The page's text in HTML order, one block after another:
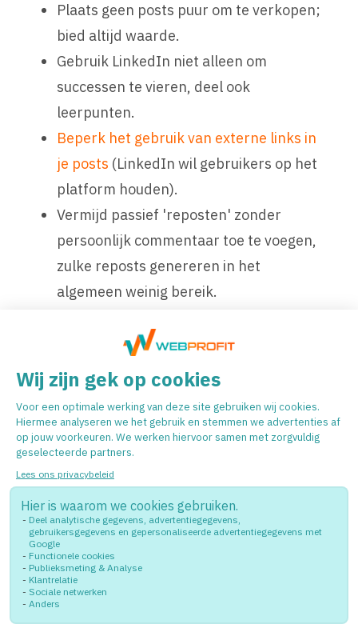
Plaats geen posts puur om te verkopen;
bied altijd waarde.
Gebruik LinkedIn niet alleen om
successen te vieren, deel ook
leerpunten.
Beperk het gebruik van externe links in
je posts (LinkedIn wil gebruikers op het
platform houden).
Vermijd passief 'reposten' zonder
persoonlijk commentaar toe te voegen,
zulke reposts genereren in het
algemeen weinig bereik.
De beste manier om met
LinkedIn te beginnen
Ja, het is flauw. Maar echt.
om met LinkedIn te beginnen is om
gewoon te beginnen.
Dus start met een heldere strategie, maar
durf ook te experimenteren. Want het
mooie van LinkedIn is: je kunt altijd
bijsturen, leren en groeien. En vergeet niet
af en toe plezier te hebben. Want ja, ook